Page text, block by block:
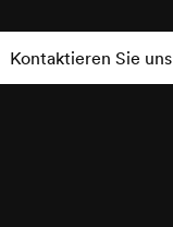
Kontaktieren Sie uns